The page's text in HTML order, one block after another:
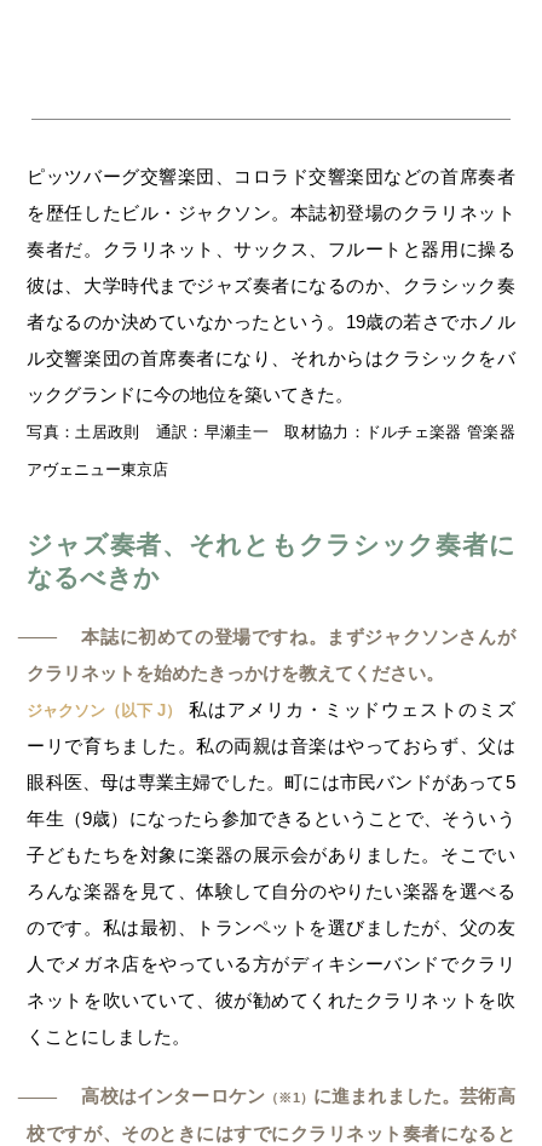
ピッツバーグ交響楽団、コロラド交響楽団などの首席奏者
を歴任したビル・ジャクソン。本誌初登場のクラリネット
奏者だ。クラリネット、サックス、フルートと器用に操る
彼は、大学時代までジャズ奏者になるのか、クラシック奏
者なるのか決めていなかったという。19歳の若さでホノル
ル交響楽団の首席奏者になり、それからはクラシックをバ
ックグランドに今の地位を築いてきた。
写真：土居政則 通訳：早瀬圭一 取材協力：ドルチェ楽器 管楽器
アヴェニュー東京店
ジャズ奏者、それともクラシック奏者に
なるべきか
─
本誌に初めての登場ですね。まずジャクソンさんが
クラリネットを始めたきっかけを教えてください。
ジャクソン（以下 J）
私はアメリカ・ミッドウェストのミズ
ーリで育ちました。私の両親は音楽はやっておらず、父は
眼科医、母は専業主婦でした。町には市民バンドがあって5
年生（9歳）になったら参加できるということで、そういう
子どもたちを対象に楽器の展示会がありました。そこでい
ろんな楽器を見て、体験して自分のやりたい楽器を選べる
のです。私は最初、トランペットを選びましたが、父の友
人でメガネ店をやっている方がディキシーバンドでクラリ
ネットを吹いていて、彼が勧めてくれたクラリネットを吹
くことにしました。
─ 高校はインターロケン （※1） に進まれました。芸術高
校ですが、そのときにはすでにクラリネット奏者になると